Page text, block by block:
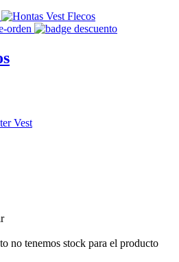
no tenemos stock para el producto